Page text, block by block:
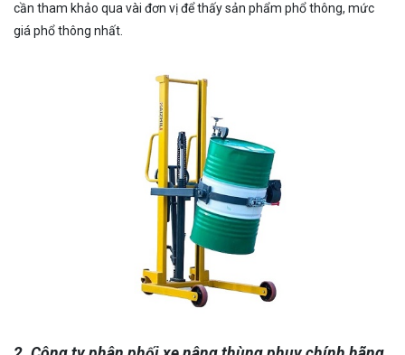
cần tham khảo qua vài đơn vị để thấy sản phẩm phổ thông, mức
giá phổ thông nhất.